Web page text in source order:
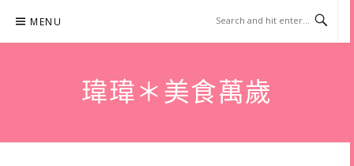
content
MENU
瑋瑋＊美食萬歲